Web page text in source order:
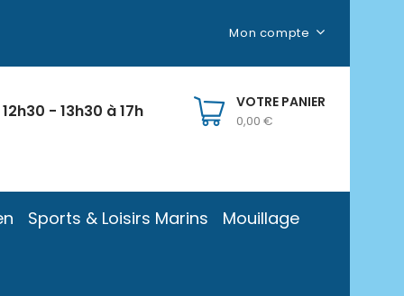
Mon compte
VOTRE PANIER
0,00 €
- 13h30 à 17h
Sports & Loisirs Marins Mouillage